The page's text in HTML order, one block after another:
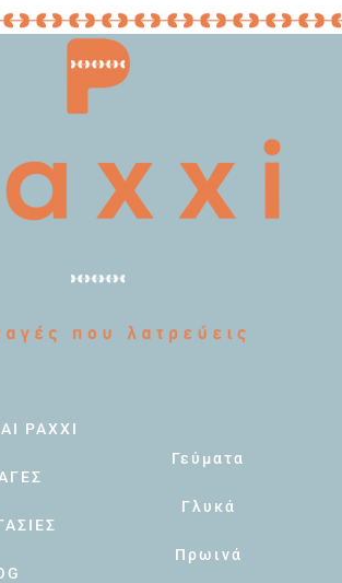
PAXXI
Γεύματα
Γλυκά
Πρωινά